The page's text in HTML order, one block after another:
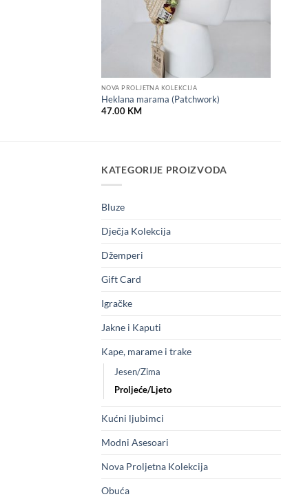
NOVA PROLJETNA KOLEKCIJA
Heklana marama (Patchwork)
47.00 KM
KATEGORIJE PROIZVODA
Bluze
Dječja Kolekcija
Džemperi
Gift Card
Igračke
Jakne i Kaputi
Kape, marame i trake
Jesen/Zima
Proljeće/Ljeto
Kućni ljubimci
Modni Asesoari
Nova Proljetna Kolekcija
Obuća